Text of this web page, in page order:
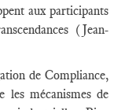
aux participants
(Jean-
de Compliance,
les mécanismes de